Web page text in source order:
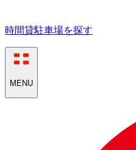
時間貸駐車場を探す
MENU